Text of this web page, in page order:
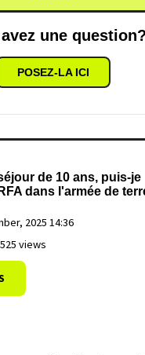
une question?
POSEZ-LA ICI
de 10 ans, puis-je
dans l'armée de
2025 14:36
525 views